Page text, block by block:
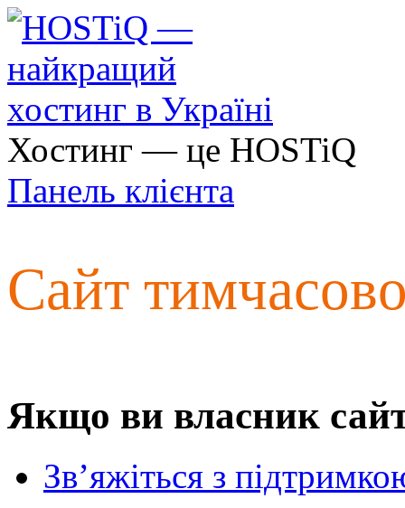
Хостинг — це HOSTiQ
Панель клієнта
Сайт
Якщо ви власник
Зв’яжіться з